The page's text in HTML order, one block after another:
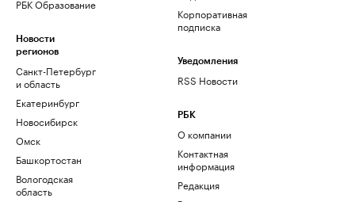
РБК Образование
Новости
регионов
Санкт-Петербург
и область
Екатеринбург
Новосибирск
Омск
Башкортостан
Вологодская
область
Корпоративная
подписка
Уведомления
RSS Новости
РБК
О компании
Контактная
информация
Редакция